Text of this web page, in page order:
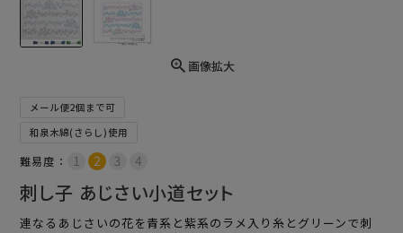
画像拡大
メール便2個まで可
和泉木綿(さらし)使用
難易度：
刺し子 あじさい小道セット
連なるあじさいの花を青系と紫系のラメ入り糸とグリーンで刺